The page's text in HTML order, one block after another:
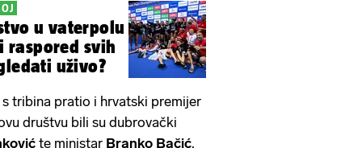
u vaterpolu
raspored svih
uživo?
tribina pratio i hrvatski premijer
društvu bili su dubrovački
te ministar Branko Bačić.